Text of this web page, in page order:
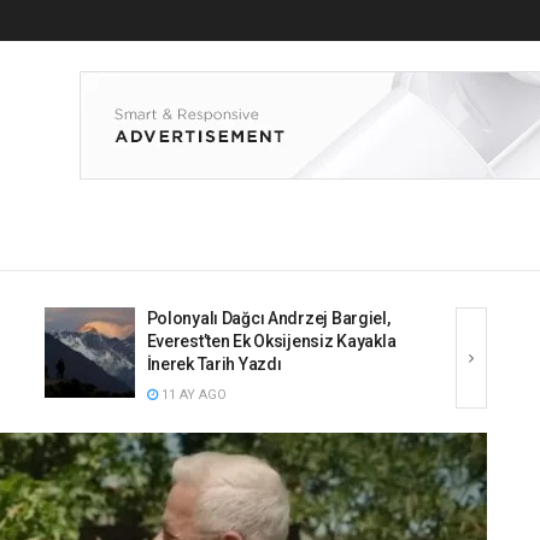
Barış Yurtsever Kimdir? Kızıl
Goncalar’ın Doktor Kadir’i, Kariyeri
ve Özel Hayatı
1 YIL AGO